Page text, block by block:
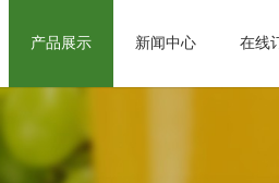
产品展示 新闻中心 在线